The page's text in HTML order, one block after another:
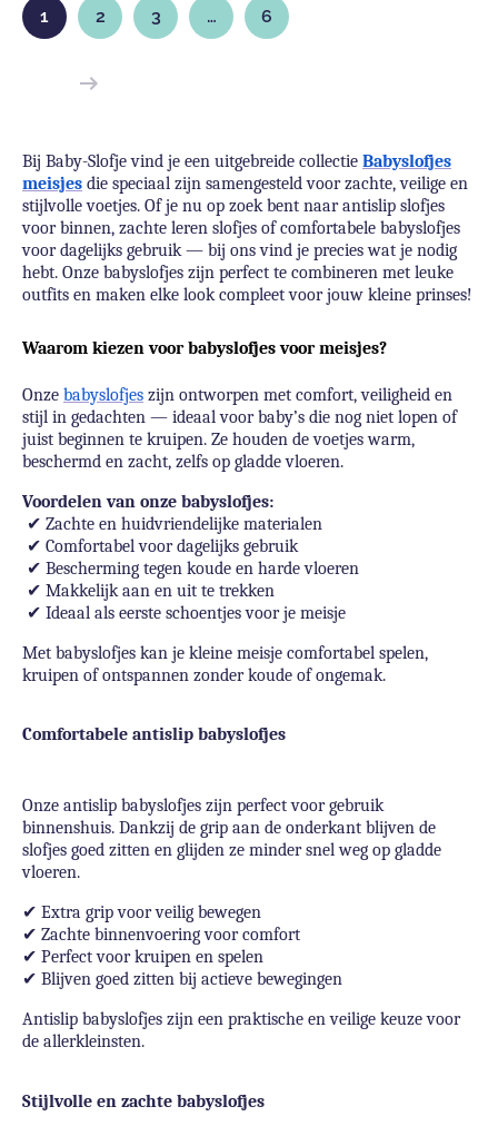
1 2 3 … 6
Bij Baby-Slofje vind je een uitgebreide collectie Babyslofjes
meisjes die speciaal zijn samengesteld voor zachte, veilige en
stijlvolle voetjes. Of je nu op zoek bent naar antislip slofjes
voor binnen, zachte leren slofjes of comfortabele babyslofjes
voor dagelijks gebruik — bij ons vind je precies wat je nodig
hebt. Onze babyslofjes zijn perfect te combineren met leuke
outfits en maken elke look compleet voor jouw kleine prinses!
Waarom kiezen voor babyslofjes voor meisjes?
Onze babyslofjes zijn ontworpen met comfort, veiligheid en
stijl in gedachten — ideaal voor baby’s die nog niet lopen of
juist beginnen te kruipen. Ze houden de voetjes warm,
beschermd en zacht, zelfs op gladde vloeren.
Voordelen van onze babyslofjes:
✔ Zachte en huidvriendelijke materialen
✔ Comfortabel voor dagelijks gebruik
✔ Bescherming tegen koude en harde vloeren
✔ Makkelijk aan en uit te trekken
✔ Ideaal als eerste schoentjes voor je meisje
Met babyslofjes kan je kleine meisje comfortabel spelen,
kruipen of ontspannen zonder koude of ongemak.
Comfortabele antislip babyslofjes
Onze antislip babyslofjes zijn perfect voor gebruik
binnenshuis. Dankzij de grip aan de onderkant blijven de
slofjes goed zitten en glijden ze minder snel weg op gladde
vloeren.
✔ Extra grip voor veilig bewegen
✔ Zachte binnenvoering voor comfort
✔ Perfect voor kruipen en spelen
✔ Blijven goed zitten bij actieve bewegingen
Antislip babyslofjes zijn een praktische en veilige keuze voor
de allerkleinsten.
Stijlvolle en zachte babyslofjes